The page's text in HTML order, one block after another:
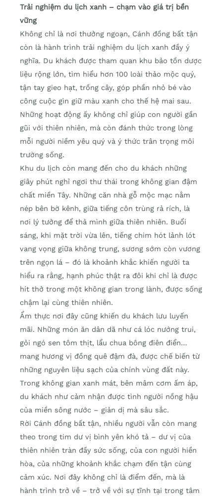
Trải nghiệm du lịch xanh – chạm vào giá trị bền
vững
Không chỉ là nơi thưởng ngoạn, Cánh đồng bất tận
còn là hành trình trải nghiệm du lịch xanh đầy ý
nghĩa. Du khách được tham quan khu bảo tồn dược
liệu rộng lớn, tìm hiểu hơn 100 loài thảo mộc quý,
tận tay gieo hạt, trồng cây, góp phần nhỏ bé vào
công cuộc gìn giữ màu xanh cho thế hệ mai sau.
Những hoạt động ấy không chỉ giúp con người gần
gũi với thiên nhiên, mà còn đánh thức trong lòng
mỗi người niềm yêu quý và ý thức trân trọng môi
trường sống.
Khu du lịch còn mang đến cho du khách những
giây phút nghỉ ngơi thư thái trong không gian đậm
chất miền Tây. Những căn nhà gỗ mộc mạc nằm
nép bên bờ kênh, giữa tiếng côn trùng rả rích, là
nơi lý tưởng để thả mình giữa thiên nhiên. Buổi
sáng, khi mặt trời vừa lên, tiếng chim hót lảnh lót
vang vọng giữa không trung, sương sớm còn vương
trên ngọn lá – đó là khoảnh khắc khiến người ta
hiểu ra rằng, hạnh phúc thật ra đôi khi chỉ là được
hít thở trong một không gian trong lành, được sống
chậm lại cùng thiên nhiên.
Ẩm thực nơi đây cũng khiến du khách lưu luyến
mãi. Những món ăn dân dã như cá lóc nướng trui,
gỏi ngó sen tôm thịt, lẩu chua bông điên điển…
mang hương vị đồng quê đậm đà, được chế biến từ
những nguyên liệu sạch của chính vùng đất này.
Trong không gian xanh mát, bên mâm cơm ấm áp,
du khách như cảm nhận được tình người nồng hậu
của miền sông nước – giản dị mà sâu sắc.
Rời Cánh đồng bất tận, nhiều người vẫn còn mang
theo trong tim dư vị bình yên khó tả – dư vị của
thiên nhiên tràn đầy sức sống, của con người hiền
hòa, của những khoảnh khắc chạm đến tận cùng
cảm xúc. Nơi đây không chỉ là điểm đến, mà là
hành trình trở về – trở về với sự tĩnh tại trong tâm